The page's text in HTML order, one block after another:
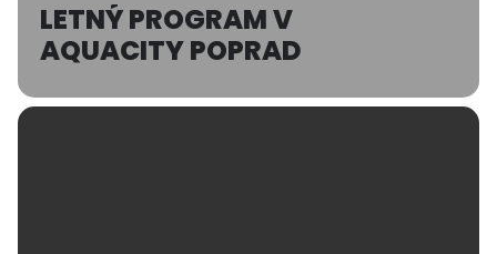
LETNÝ PROGRAM V
AQUACITY POPRAD